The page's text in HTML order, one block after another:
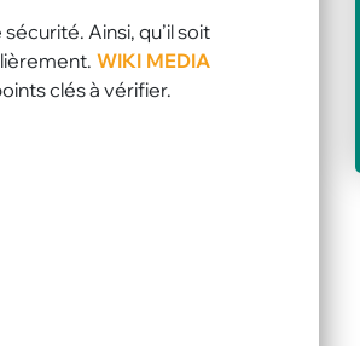
Ainsi, qu’il soit
WIKI MEDIA
clés à vérifier.